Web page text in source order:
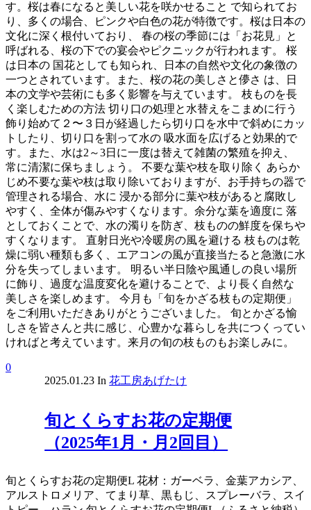
す。桜は春になると美しい花を咲かせること で知られてお
り、多くの場合、ピンクや白色の花が特徴です。桜は日本の
文化に深く根付いており、 春の桜の季節には「お花見」と
呼ばれる、桜の下での宴会やピクニックが行われます。 桜
は日本の 国花としても知られ、日本の自然や文化の象徴の
一つとされています。また、桜の花の美しさと儚さ は、日
本の文学や芸術にも多く影響を与えています。 枝ものを長
く楽しむための方法 切り口の処理と水替えをこまめに行う
飾り始めて２〜３日が経過したら切り口を水中で斜めにカッ
トしたり、切り口を割って水の 吸水面を広げると効果的で
す。また、水は2～3日に一度は替えて雑菌の繁殖を抑え、
常に清潔に保ちましょう。 不要な葉や枝を取り除く あらか
じめ不要な葉や枝は取り除いておりますが、お手持ちの器で
管理される場合、水に 浸かる部分に葉や枝があると腐敗し
やすく、全体が傷みやすくなります。余分な葉を適度に 落
としておくことで、水の濁りを防ぎ、枝ものの鮮度を保ちや
すくなります。 直射日光や冷暖房の風を避ける 枝ものは乾
燥に弱い種類も多く、エアコンの風が直接当たると急激に水
分を失ってしまいます。 明るい半日陰や風通しの良い場所
に飾り、過度な温度変化を避けることで、より長く自然な
美しさを楽しめます。 今月も「旬をかざる枝もの定期便」
をご利用いただきありがとうございました。 旬とかざる愉
しさを皆さんと共に感じ、心豊かな暮らしを共につくってい
ければと考えています。来月の旬の枝ものもお楽しみに。
0
2025.01.23 In 花工房あげたけ
旬とくらすお花の定期便
（2025年1月・月2回目）
旬とくらすお花の定期便L 花材：ガーベラ、金葉アカシア、
アルストロメリア、てまり草、黒もじ、スプレーバラ、スイ